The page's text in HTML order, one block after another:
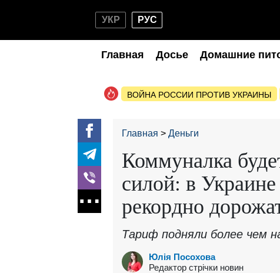
УКР РУС
Главная Досье Домашние
ВОЙНА РОССИИ ПРОТИВ УКРАИНЫ
Главная Деньги
Коммуналка
силой: в
рекордно
Тариф подняли более чем
Юлія Посохова
Редактор стрічки новин